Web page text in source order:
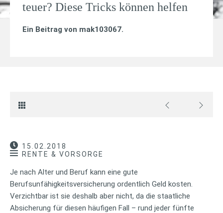
teuer? Diese Tricks können helfen
Ein Beitrag von mak103067.
15.02.2018
RENTE & VORSORGE
Je nach Alter und Beruf kann eine gute
Berufsunfähigkeitsversicherung ordentlich Geld kosten.
Verzichtbar ist sie deshalb aber nicht, da die staatliche
Absicherung für diesen häufigen Fall – rund jeder fünfte